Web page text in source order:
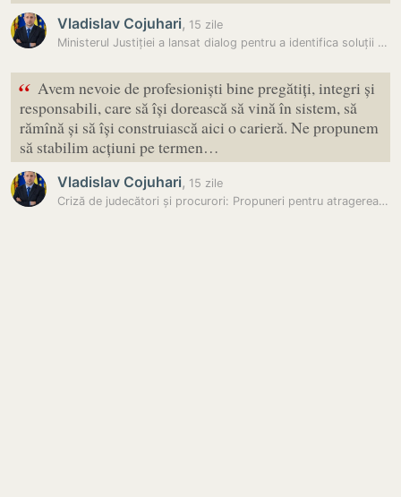
Vladislav Cojuhari, 15 zile
Ministerul Justiției a lansat dialog pentru a identifica soluții care…
“ Avem nevoie de profesioniști bine pregătiți, integri și
responsabili, care să își dorească să vină în sistem, să
rămînă și să își construiască aici o carieră. Ne propunem
să stabilim acțiuni pe termen…
Vladislav Cojuhari, 15 zile
Criză de judecători și procurori: Propuneri pentru atragerea…